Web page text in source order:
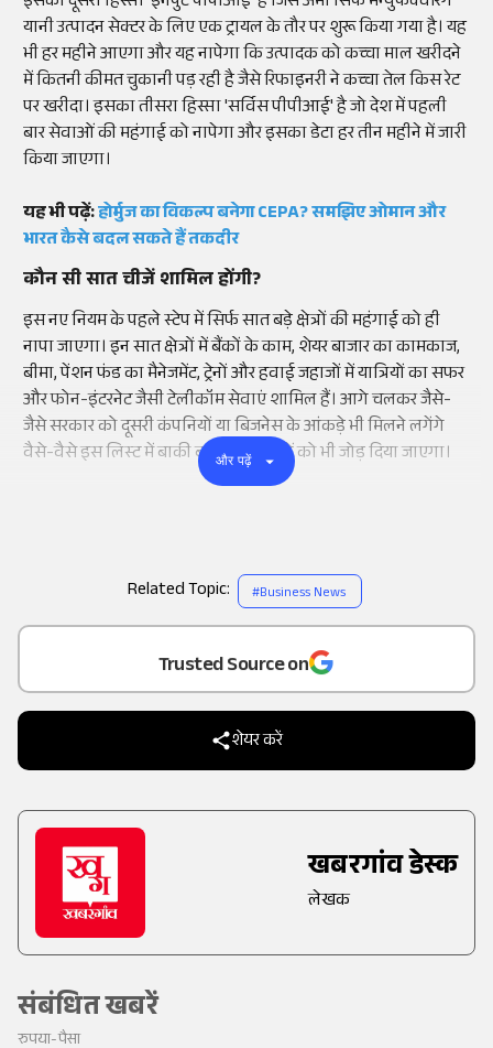
as a
Trusted Source on
शेयर करें
खबरगांव डेस्क
लेखक
संबंधित खबरें
रुपया-पैसा
यानी उत्पादन सेक्टर के लिए एक ट्रायल के तौर पर शुरू किया गया है। यह
भी हर महीने आएगा और यह नापेगा कि उत्पादक को कच्चा माल खरीदने
में कितनी कीमत चुकानी पड़ रही है जैसे रिफाइनरी ने कच्चा तेल किस रेट
पर खरीदा। इसका तीसरा हिस्सा 'सर्विस पीपीआई' है जो देश में पहली
बार सेवाओं की महंगाई को नापेगा और इसका डेटा हर तीन महीने में जारी
किया जाएगा।
यह भी पढ़ें:होर्मुज का विकल्प बनेगा CEPA? समझिए ओमान और
भारत कैसे बदल सकते हैं तकदीर
कौन सी सात चीजें शामिल होंगी?
इस नए नियम के पहले स्टेप में सिर्फ सात बड़े क्षेत्रों की महंगाई को ही
नापा जाएगा। इन सात क्षेत्रों में बैंकों के काम, शेयर बाजार का कामकाज,
बीमा, पेंशन फंड का मैनेजमेंट, ट्रेनों और हवाई जहाजों में यात्रियों का सफर
और फोन-इंटरनेट जैसी टेलीकॉम सेवाएं शामिल हैं। आगे चलकर जैसे-
जैसे सरकार को दूसरी कंपनियों या बिजनेस के आंकड़े भी मिलने लगेंगे
वैसे-वैसे इस लिस्ट में बाकी बची हुई सेवाओं को भी जोड़ दिया जाएगा।
और पढ़ें
Related Topic: #Business News